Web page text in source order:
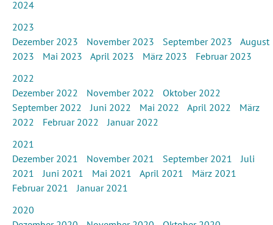
2024
2023
Dezember 2023
November 2023 September 2023
August
2023
Mai 2023 April 2023 März 2023
Februar 2023
2022
Dezember 2022
November 2022
Oktober 2022
September 2022
Juni 2022 Mai 2022 April 2022
März
2022
Februar 2022
Januar 2022
2021
Dezember 2021
November 2021 September 2021
Juli
2021
Juni 2021 Mai 2021 April 2021
März 2021
Februar 2021
Januar 2021
2020